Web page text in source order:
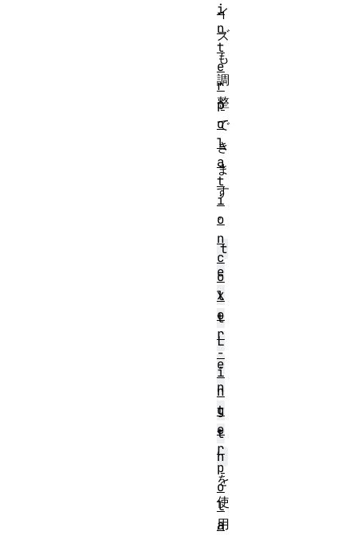
イ
ズ
も
調
整
で
き
ま
す
。
t
e
x
t
L
e
n
g
t
h
を
使
用
i
n
t
e
r
p
o
l
a
t
i
o
n
c
o
l
o
r
-
i
n
t
e
r
p
o
l
a